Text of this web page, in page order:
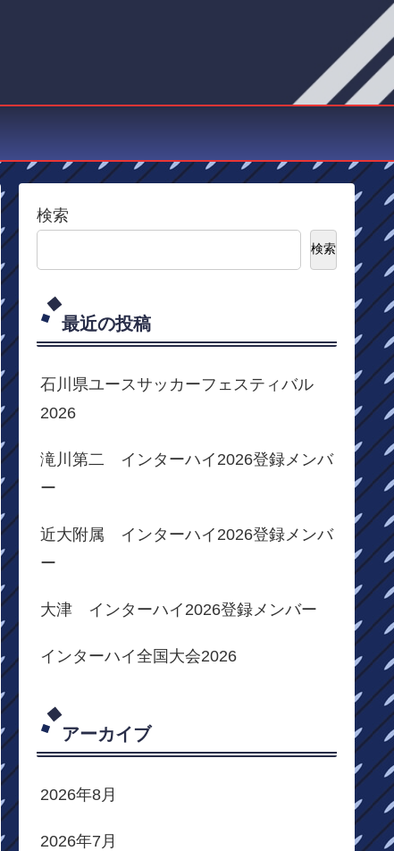
検索
検索
最近の投稿
石川県ユースサッカーフェスティバル
2026
滝川第二 インターハイ2026登録メンバ
ー
近大附属 インターハイ2026登録メンバ
ー
大津 インターハイ2026登録メンバー
インターハイ全国大会2026
アーカイブ
2026年8月
2026年7月